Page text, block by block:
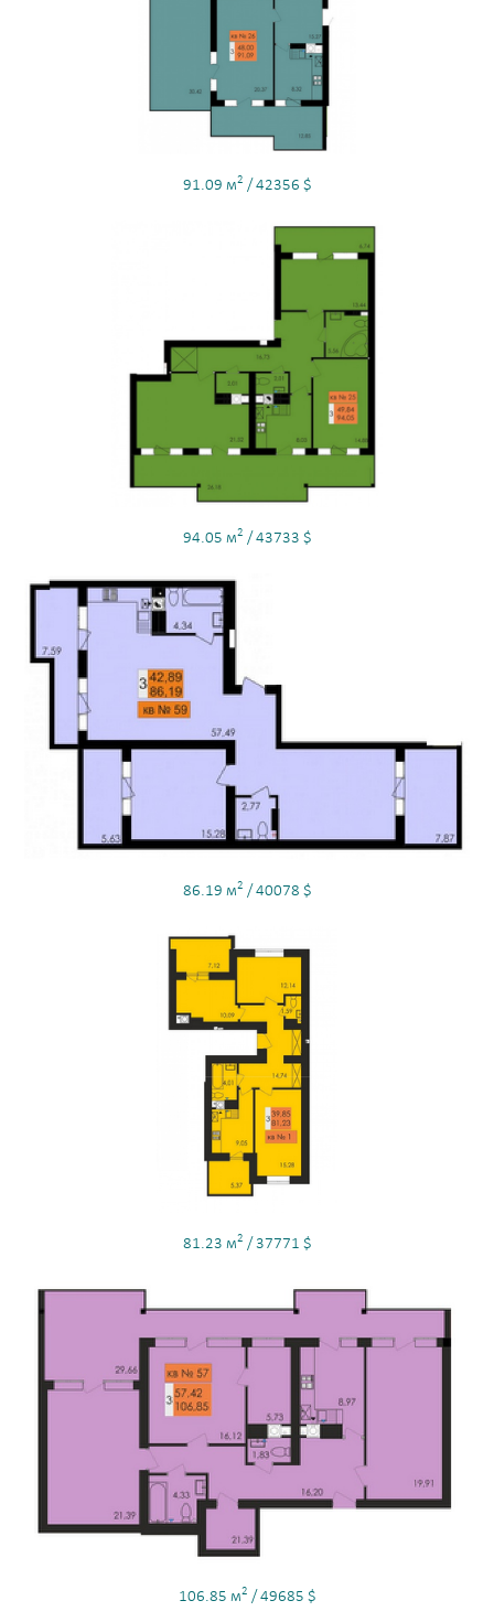
91.09 м2 / 42356 $
94.05 м2 / 43733 $
86.19 м2 / 40078 $
81.23 м2 / 37771 $
106.85 м2 / 49685 $